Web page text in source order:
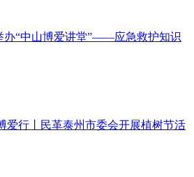
办“中山博爱讲堂”——应急救护知识
爱行丨民革泰州市委会开展植树节活